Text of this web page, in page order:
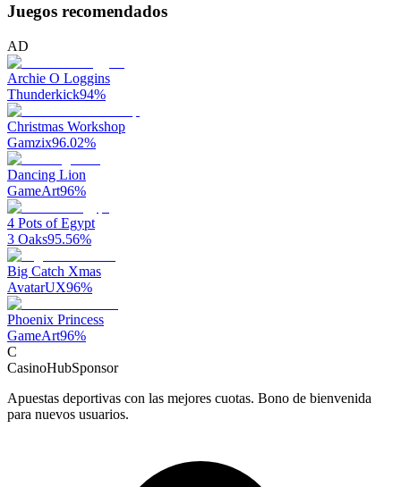
Juegos recomendados
AD
Archie O Loggins
Thunderkick94%
Christmas Workshop
Gamzix96.02%
Dancing Lion
GameArt96%
4 Pots of Egypt
3 Oaks95.56%
Big Catch Xmas
AvatarUX96%
Phoenix Princess
GameArt96%
C
CasinoHubSponsor
Apuestas deportivas con las mejores cuotas. Bono de bienvenida
para nuevos usuarios.